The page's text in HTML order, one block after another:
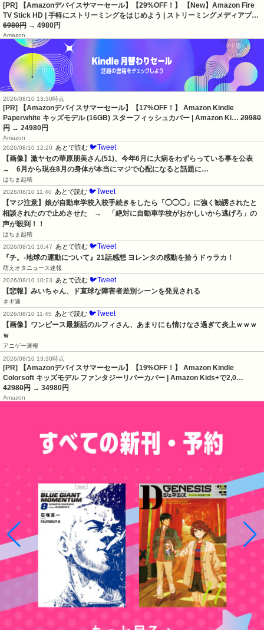
[PR] 【Amazonデバイスサマーセール】【29%OFF！】 【New】Amazon Fire
TV Stick HD | 手軽にストリーミングをはじめよう | ストリーミングメディアプ…
6980円 → 4980円
Amazon
2026/08/10 13:30時点
[PR] 【Amazonデバイスサマーセール】【17%OFF！】 Amazon Kindle
Paperwhite キッズモデル (16GB) スターフィッシュカバー | Amazon Ki… 29980
円 → 24980円
Amazon
2026/08/10 12:20
あとで読む 🐦Tweet
【画像】激ヤセの華原朋美さん(51)、今年6月に大病をわずらっている事を公表
→　6月から現在8月の身体が本当にマジで心配になると話題に…
はちま起稿
2026/08/10 11:40
あとで読む 🐦Tweet
【マジ注意】娘が自動車学校入校手続きをしたら「◯◯◯」に強く勧誘されたと
相談されたので止めさせた　→　「絶対に自動車学校がおかしいから逃げろ」の
声が殺到！！
はちま起稿
2026/08/10 10:47
あとで読む 🐦Tweet
『チ。-地球の運動について』21話感想 ヨレンタの感動を拾うドゥラカ！
萌えオタニュース速報
2026/08/10 10:23
あとで読む 🐦Tweet
【悲報】みいちゃん、ド直球な障害者差別シーンを発見される
ネギ速
2026/08/10 11:45
あとで読む 🐦Tweet
【画像】ワンピース最新話のルフィさん、あまりにも情けなさ過ぎて炎上ｗｗｗ
ｗ
アニゲー速報
2026/08/10 13:30時点
[PR] 【Amazonデバイスサマーセール】【19%OFF！】 Amazon Kindle
Colorsoft キッズモデル ファンタジーリバーカバー | Amazon Kids+で2,0…
42980円 → 34980円
Amazon